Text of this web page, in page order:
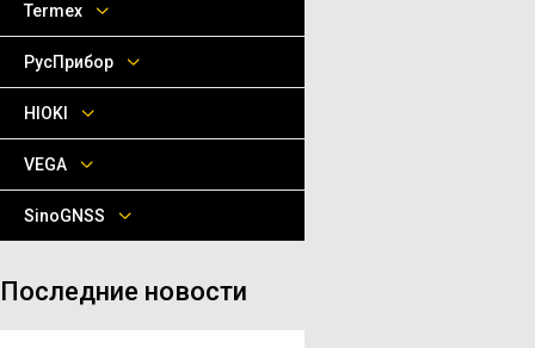
Termex
РусПрибор
HIOKI
VEGA
SinoGNSS
Последние новости